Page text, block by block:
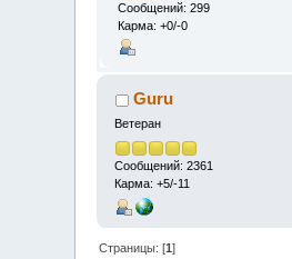
Сообщений: 299
Карма: +0/-0
Guru
Ветеран
Сообщений: 2361
Карма: +5/-11
Страницы: [1]